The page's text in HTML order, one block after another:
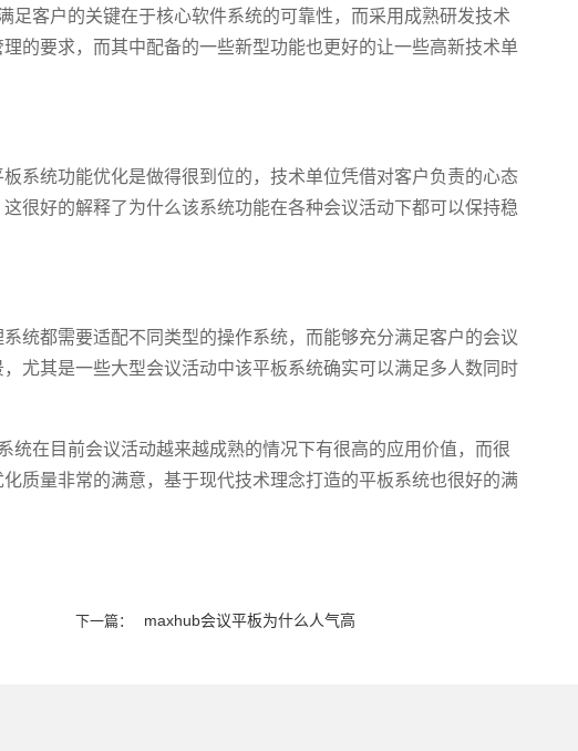
足客户的关键在于核心软件系统的可靠性，而采用成熟研发技术
的要求，而其中配备的一些新型功能也更好的让一些高新技术单
系统功能优化是做得很到位的，技术单位凭借对客户负责的心态
很好的解释了为什么该系统功能在各种会议活动下都可以保持稳
统都需要适配不同类型的操作系统，而能够充分满足客户的会议
尤其是一些大型会议活动中该平板系统确实可以满足多人数同时
统在目前会议活动越来越成熟的情况下有很高的应用价值，而很
质量非常的满意，基于现代技术理念打造的平板系统也很好的满
下一篇： maxhub会议平板为什么人气高